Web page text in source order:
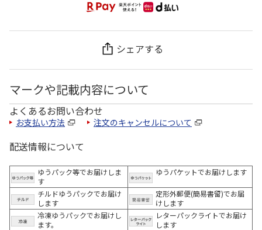
シェアする
マークや記載内容について
よくあるお問い合わせ
お支払い方法 注文のキャンセルについて
配送情報について
ゆうパック等でお届けしま
す
ゆうパケットでお届けします
チルドゆうパックでお届け
します
定形外郵便(簡易書留)でお届
けします
冷凍ゆうパックでお届けし
ます。
レターパックライトでお届け
します